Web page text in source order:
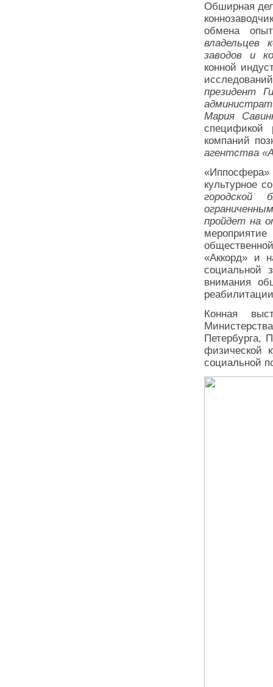
Обширная
обмена
владельцев
заводов и
конной
президент
Мария
спецификой
компаний
агентства
культурное
городской
пройдет на
«Аккорд» и
социальной
внимания
Конная
Петербурга,
физической
социальной